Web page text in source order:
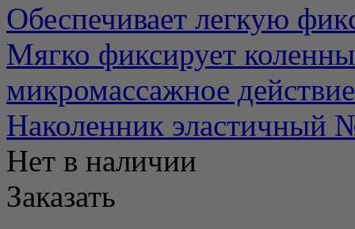
Обеспечивает легкую
Мягко фиксирует
микромассажное
Наколенник
Нет в наличии
Заказать